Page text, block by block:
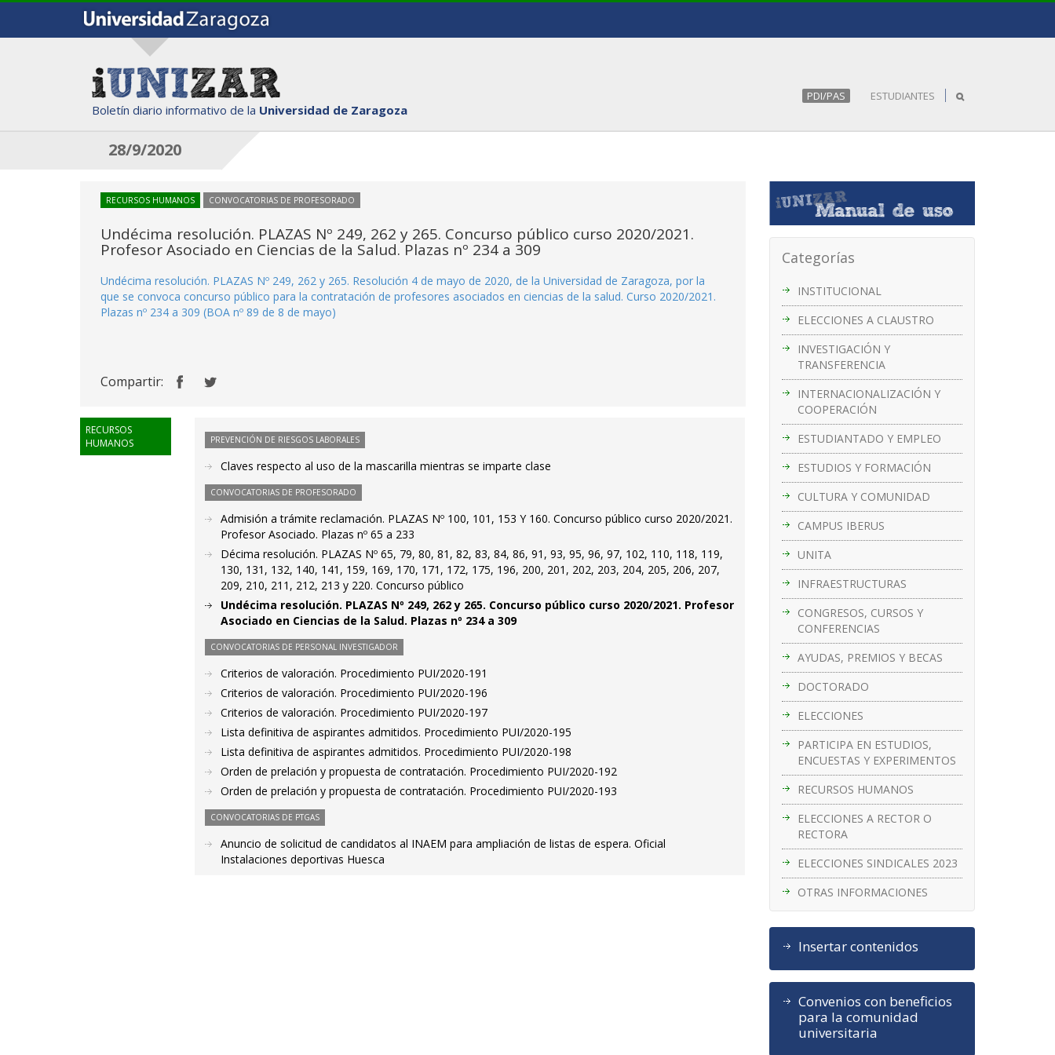
Boletín diario informativo de la Universidad de Zaragoza
PDI/PAS ESTUDIANTES
28/9/2020
Categorías
INSTITUCIONAL
ELECCIONES A CLAUSTRO
INVESTIGACIÓN Y
TRANSFERENCIA
INTERNACIONALIZACIÓN Y
COOPERACIÓN
ESTUDIANTADO Y EMPLEO
ESTUDIOS Y FORMACIÓN
CULTURA Y COMUNIDAD
CAMPUS IBERUS
UNITA
INFRAESTRUCTURAS
CONGRESOS, CURSOS Y
CONFERENCIAS
AYUDAS, PREMIOS Y BECAS
DOCTORADO
ELECCIONES
PARTICIPA EN ESTUDIOS,
ENCUESTAS Y EXPERIMENTOS
RECURSOS HUMANOS
ELECCIONES A RECTOR O
RECTORA
ELECCIONES SINDICALES 2023
OTRAS INFORMACIONES
Insertar contenidos
Convenios con beneficios
para la comunidad
universitaria
RECURSOS HUMANOS CONVOCATORIAS DE PROFESORADO
Undécima resolución. PLAZAS Nº 249, 262 y 265. Concurso público curso 2020/2021.
Profesor Asociado en Ciencias de la Salud. Plazas nº 234 a 309
Undécima resolución. PLAZAS Nº 249, 262 y 265. Resolución 4 de mayo de 2020, de la Universidad de Zaragoza, por la
que se convoca concurso público para la contratación de profesores asociados en ciencias de la salud. Curso 2020/2021.
Plazas nº 234 a 309 (BOA nº 89 de 8 de mayo)
Compartir:
RECURSOS
HUMANOS
PREVENCIÓN DE RIESGOS LABORALES
Claves respecto al uso de la mascarilla mientras se imparte clase
CONVOCATORIAS DE PROFESORADO
Admisión a trámite reclamación. PLAZAS Nº 100, 101, 153 Y 160. Concurso público curso 2020/2021.
Profesor Asociado. Plazas nº 65 a 233
Décima resolución. PLAZAS Nº 65, 79, 80, 81, 82, 83, 84, 86, 91, 93, 95, 96, 97, 102, 110, 118, 119,
130, 131, 132, 140, 141, 159, 169, 170, 171, 172, 175, 196, 200, 201, 202, 203, 204, 205, 206, 207,
209, 210, 211, 212, 213 y 220. Concurso público
Undécima resolución. PLAZAS Nº 249, 262 y 265. Concurso público curso 2020/2021. Profesor
Asociado en Ciencias de la Salud. Plazas nº 234 a 309
CONVOCATORIAS DE PERSONAL INVESTIGADOR
Criterios de valoración. Procedimiento PUI/2020-191
Criterios de valoración. Procedimiento PUI/2020-196
Criterios de valoración. Procedimiento PUI/2020-197
Lista definitiva de aspirantes admitidos. Procedimiento PUI/2020-195
Lista definitiva de aspirantes admitidos. Procedimiento PUI/2020-198
Orden de prelación y propuesta de contratación. Procedimiento PUI/2020-192
Orden de prelación y propuesta de contratación. Procedimiento PUI/2020-193
CONVOCATORIAS DE PTGAS
Anuncio de solicitud de candidatos al INAEM para ampliación de listas de espera. Oficial
Instalaciones deportivas Huesca